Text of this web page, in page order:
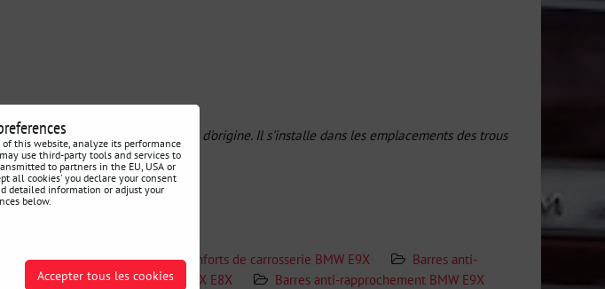
conserver les moquettes d'origine. Il s'installe dans les emplacements des trous
la carrosserie.
voiture BMW E9X Renforts de carrosserie BMW E9X
Barres anti-
Renforts de carrosserie BMW E9X E8X
Barres anti-rapprochement BMW E9X
this website, analyze its performance
use third-party tools and services to
to partners in the EU, USA or
all cookies' you declare your consent
detailed information or adjust your
below.
Accepter tous les cookies